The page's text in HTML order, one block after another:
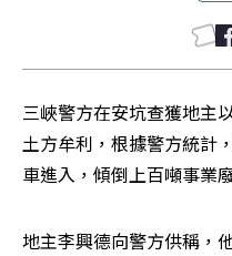
三峽警方在安坑查獲地主
土方牟利，根據警方統計
車進入，傾倒上百噸事業
地主李興德向警方供稱，